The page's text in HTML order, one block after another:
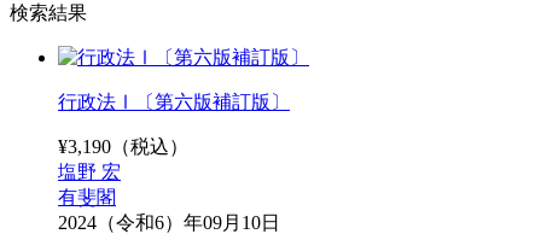
検索結果
行政法Ⅰ〔第六版補訂版〕
¥3,190 （税込）
塩野 宏
有斐閣
2024（令和6）年09月10日